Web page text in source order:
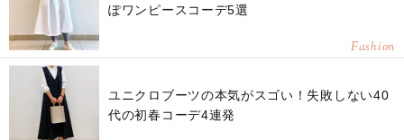
ぽワンピースコーデ5選
Fashion
ユニクロブーツの本気がスゴい！失敗しない40
代の初春コーデ4連発